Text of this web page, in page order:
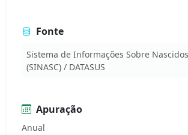
Fonte
Sistema de Informações Sobre
(SINASC) / DATASUS
Apuração
Anual